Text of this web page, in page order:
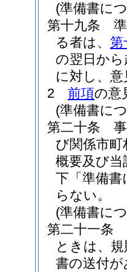
(準備書に
第十九条
る者は、 第
の翌日か
に対し、
2
前項の意
(準備書に
第二十条
び関係市
概要及び
下「準備
らない。
(準備書に
第二十一条
ときは、
書の送付